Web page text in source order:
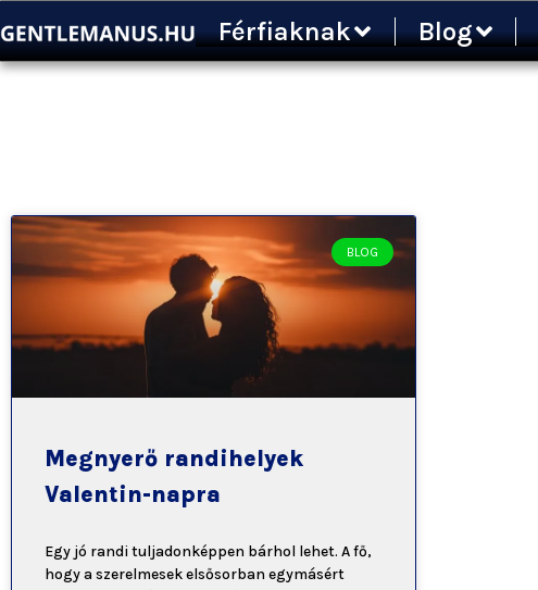
a
tartalomra
Férfiaknak Blog
BLOG
Megnyerő randihelyek
Valentin-napra
Egy jó randi tuljadonképpen bárhol lehet. A fő,
hogy a szerelmesek elsősorban egymásért